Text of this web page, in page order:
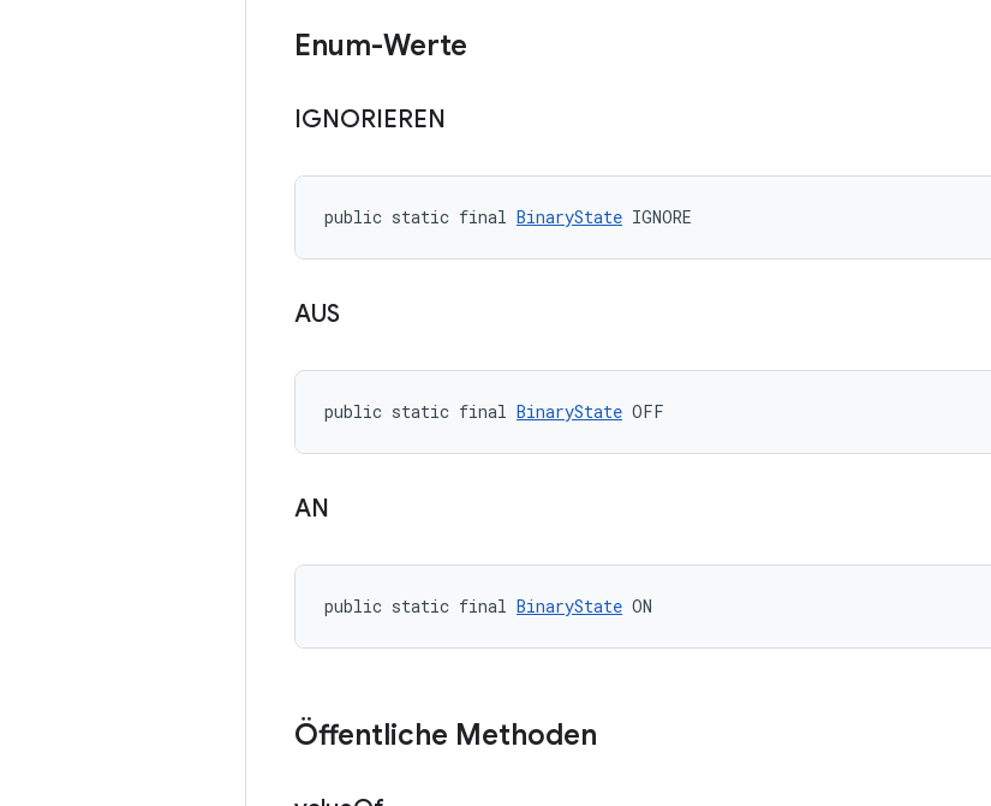
Enum-Werte
IGNORIEREN
public static final BinaryState IGNORE
AUS
public static final BinaryState OFF
AN
public static final BinaryState ON
Öffentliche Methoden